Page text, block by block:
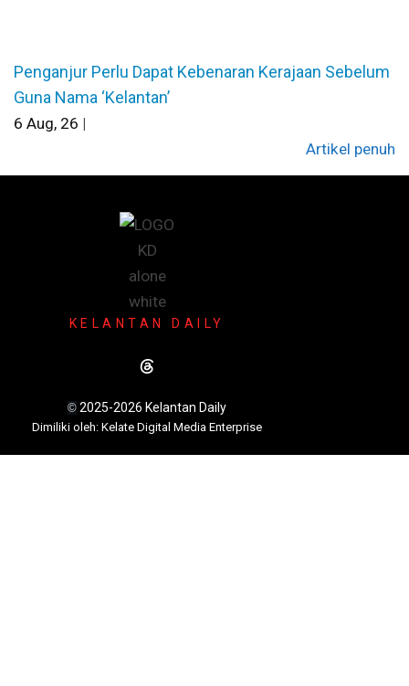
Penganjur Perlu Dapat Kebenaran Kerajaan Sebelum
Guna Nama ‘Kelantan’
6 Aug, 26 |
Artikel penuh
KELANTAN DAILY
© 2025-2026 Kelantan Daily
Dimiliki oleh: Kelate Digital Media Enterprise